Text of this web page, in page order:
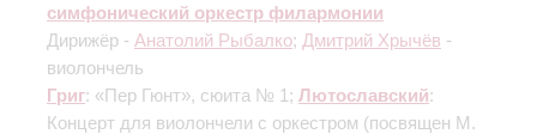
симфонический оркестр филармонии
Дирижёр - Анатолий Рыбалко; Дмитрий Хрычёв -
виолончель
Григ: «Пер Гюнт», сюита № 1; Лютославский:
Концерт для виолончели с оркестром (посвящен М.